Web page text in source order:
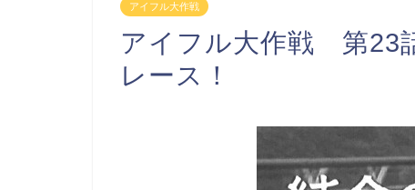
アイフル大作戦
アイフル大作戦 第23
レース！